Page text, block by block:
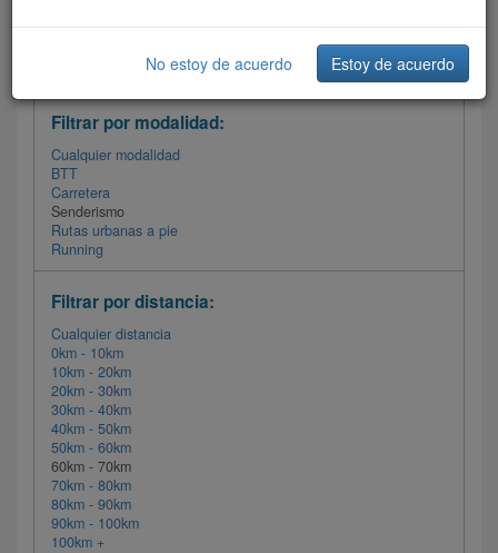
Filtrar las rutas
Filtrar por modalidad:
Cualquier modalidad
BTT
Carretera
Senderismo
Rutas urbanas a pie
Running
Filtrar por distancia:
Cualquier distancia
0km - 10km
10km - 20km
20km - 30km
30km - 40km
40km - 50km
50km - 60km
60km - 70km
70km - 80km
80km - 90km
90km - 100km
100km +
No estoy de acuerdo Estoy de acuerdo